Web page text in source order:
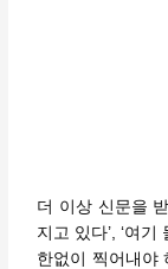
더 이상 신문을
지고 있다’, ‘여
한없이 찍어내야